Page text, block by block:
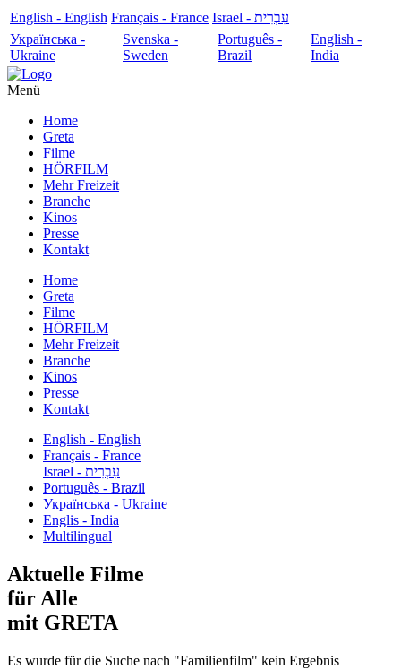
English - English Français - France
עִבְרִית - Israel
Українська -
Ukraine
Svenska -
Sweden
Português -
Brazil
English -
India
Menü
Home
Greta
Filme
HÖRFILM
Mehr Freizeit
Branche
Kinos
Presse
Kontakt
Home
Greta
Filme
HÖRFILM
Mehr Freizeit
Branche
Kinos
Presse
Kontakt
English - English
Français - France
עִבְרִית - Israel
Português - Brazil
Українська - Ukraine
Englis - India
Multilingual
Aktuelle Filme
für Alle
mit GRETA
Es wurde für die Suche nach "Familienfilm" kein Ergebnis